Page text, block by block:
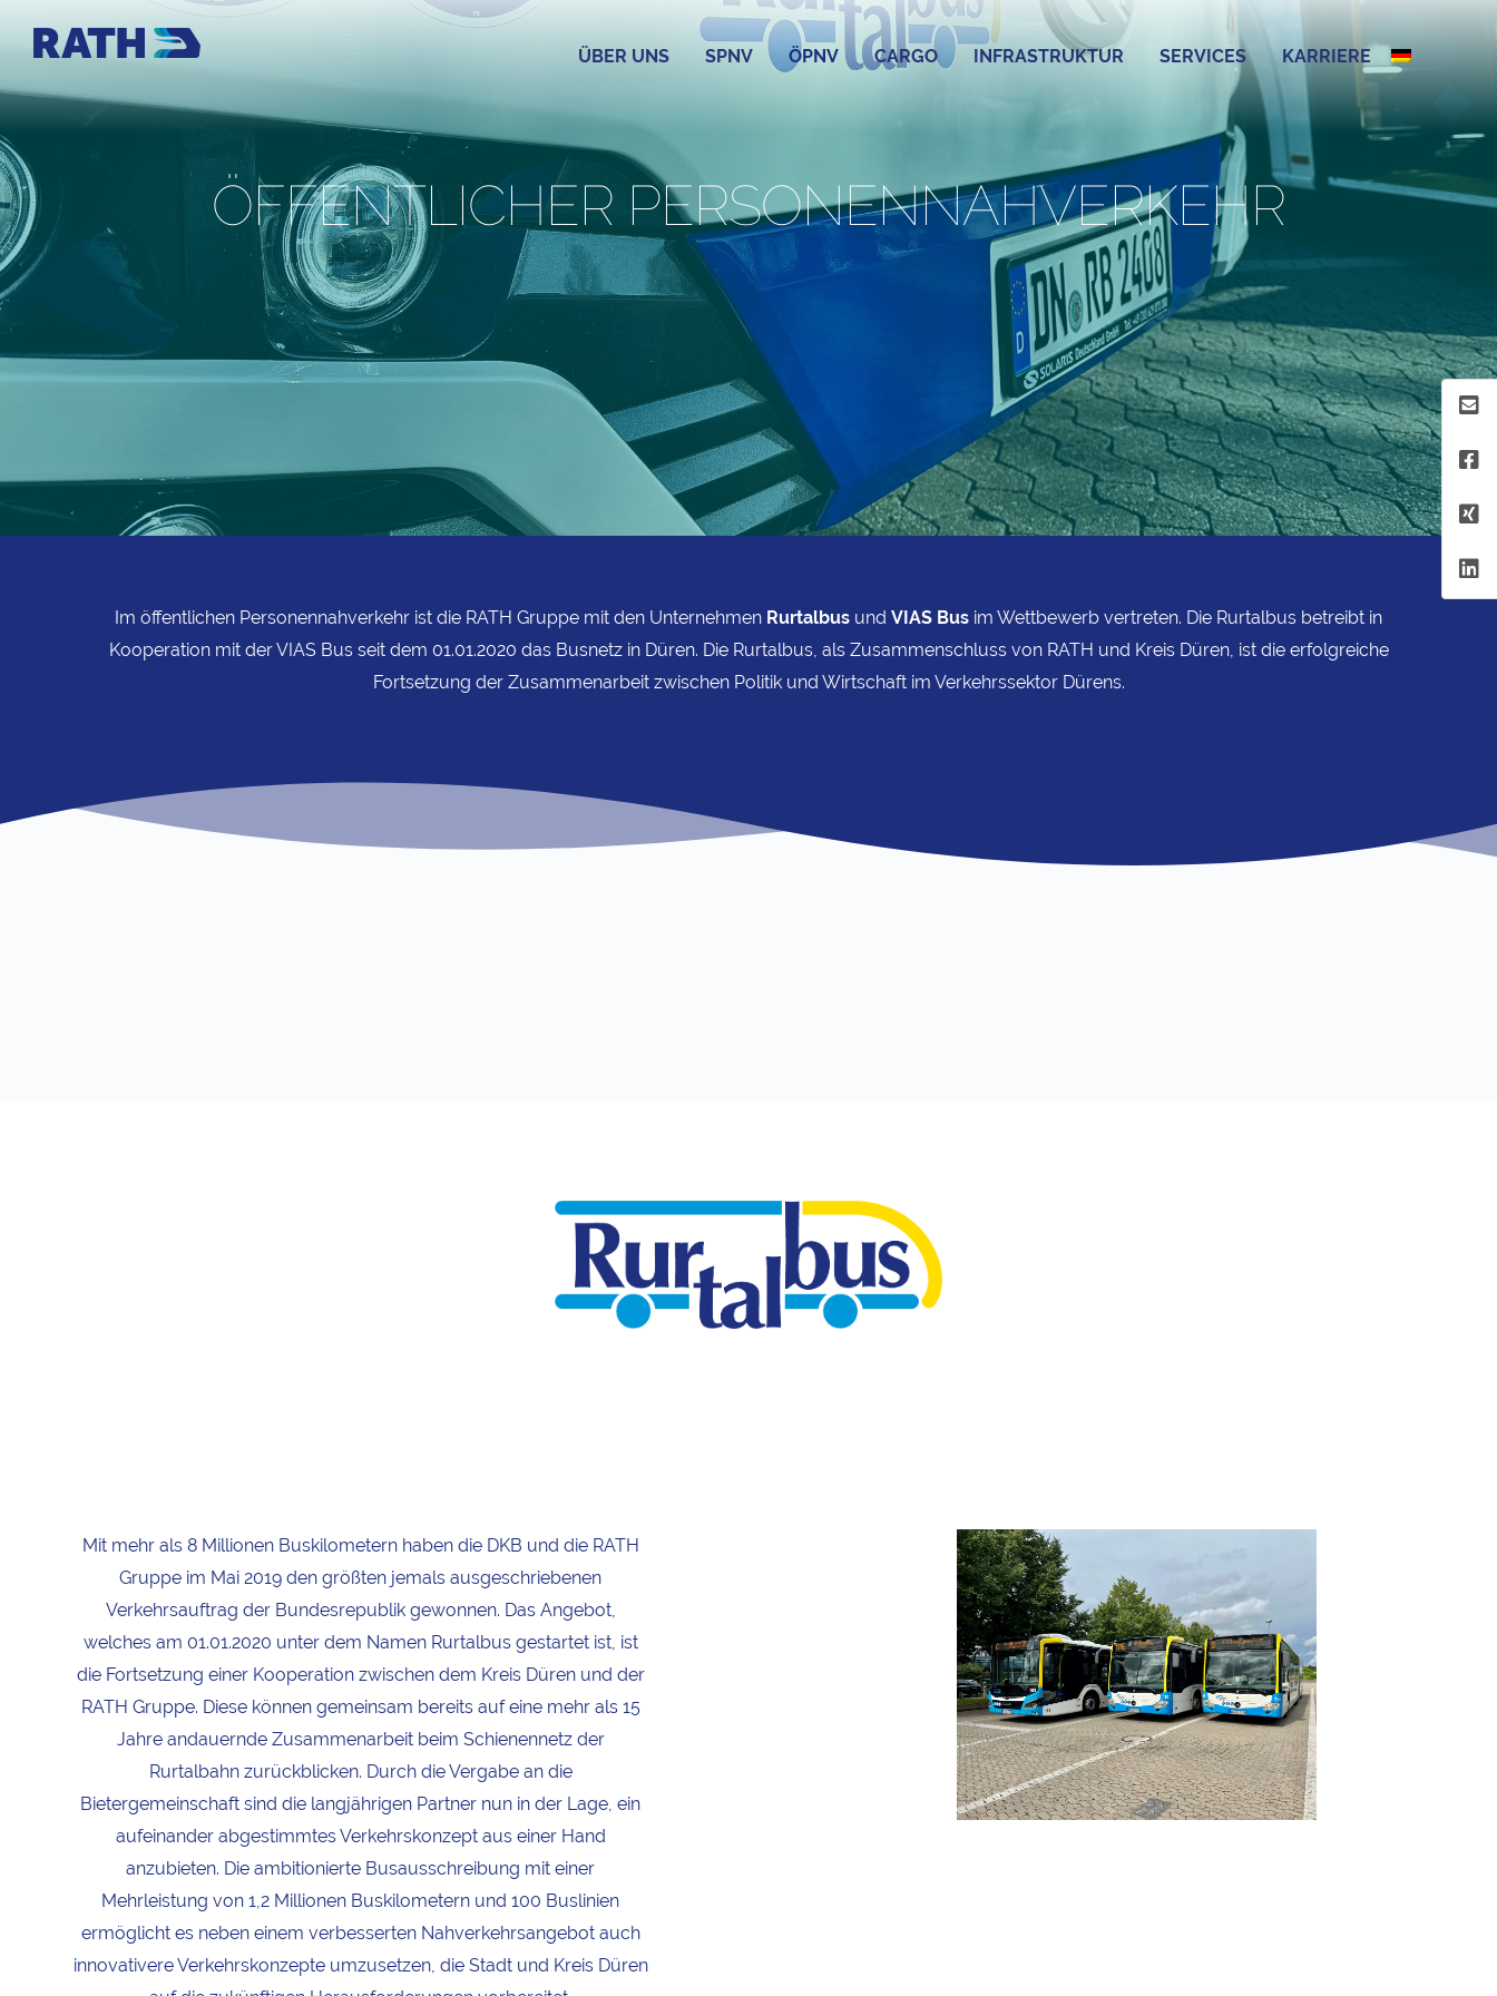
ÜBER UNS SPNV ÖPNV CARGO INFRASTRUKTUR SERVICES KARRIERE
ÖFFENT­LICHER PERSONEN­NAHVERKEHR
Im öffentlichen Personennahverkehr ist die RATH Gruppe mit den Unternehmen Rurtalbus und VIAS Bus im Wettbewerb vertreten. Die Rurtalbus betreibt in
Kooperation mit der VIAS Bus seit dem 01.01.2020 das Busnetz in Düren. Die Rurtalbus, als Zusammenschluss von RATH und Kreis Düren, ist die erfolgreiche
Fortsetzung der Zusammenarbeit zwischen Politik und Wirtschaft im Verkehrssektor Dürens.
Mit mehr als 8 Millionen Buskilometern haben die DKB und die RATH
Gruppe im Mai 2019 den größten jemals ausgeschriebenen
Verkehrsauftrag der Bundesrepublik gewonnen. Das Angebot,
welches am 01.01.2020 unter dem Namen Rurtalbusgestartet ist, ist
die Fortsetzung einer Kooperation zwischen dem Kreis Düren und der
RATH Gruppe. Diese können gemeinsam bereits auf eine mehr als 15
Jahre andauernde Zusammenarbeit beim Schienennetz der
Rurtalbahn zurückblicken. Durch die Vergabe an die
Bietergemeinschaft sind die langjährigen Partner nun in der Lage, ein
aufeinander abgestimmtes Verkehrskonzept aus einer Hand
anzubieten. Die ambitionierte Busausschreibung mit einer
Mehrleistung von 1,2 Millionen Buskilometern und 100 Buslinien
ermöglicht es neben einem verbesserten Nahverkehrsangebot auch
innovativere Verkehrskonzepte umzusetzen, die Stadt und Kreis Düren